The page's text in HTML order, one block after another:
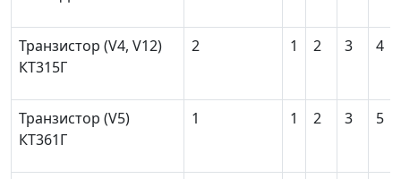
Транзистор (V4, V12)
КТ315Г
2 1 2 3 4
Транзистор (V5)
КТ361Г
1 1 2 3 5